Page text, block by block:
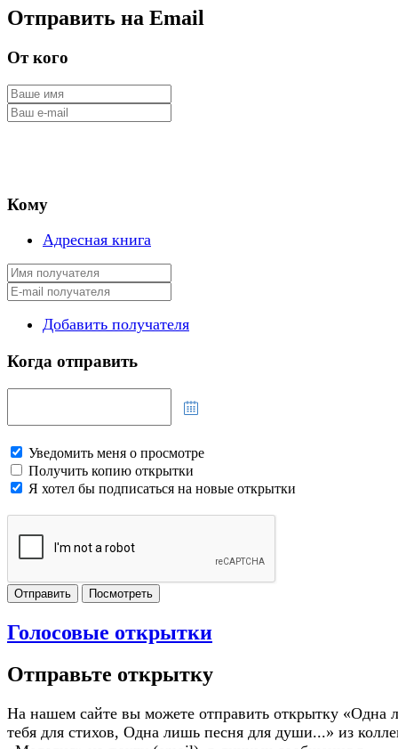
Отправить на Email
От кого
Кому
Адресная книга
Добавить получателя
Когда отправить
Уведомить меня о просмотре
Получить копию открытки
Я хотел бы подписаться на новые открытки
Отправить Посмотреть
Голосовые открытки
Отправьте открытку
На нашем сайте вы можете отправить открытку «Одна
тебя для стихов, Одна лишь песня для души...» из